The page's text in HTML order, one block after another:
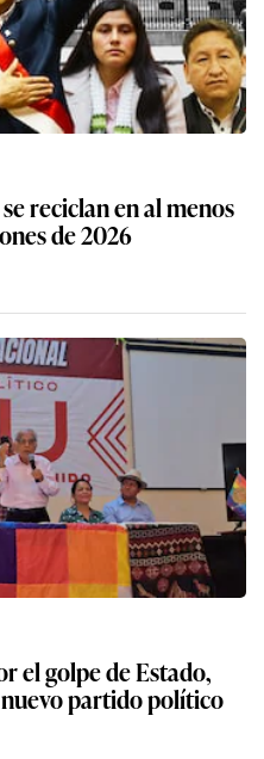
reciclan en al menos
de 2026
el golpe de Estado,
partido político